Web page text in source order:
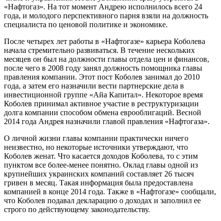
«Нафтогаз». На тот момент Андрею исполнилось всего 24
года, и молодого перспективного парня взяли на должность
специалиста по ценовой политике и экономике.
После четырех лет работы в «Нафтогазе» карьера Коболева
начала стремительно развиваться. В течение нескольких
месяцев он был на должности главы отдела цен и финансов,
после чего в 2008 году занял должность помощника главы
правления компании. Этот пост Коболев занимал до 2010
года, а затем его назначили вести партнерские дела в
инвестиционной группе «Айа Капитал». Некоторое время
Коболев принимал активное участие в реструктуризации
долга компании способом обмена еврооблигаций. Весной
2014 года Андрея назначили главой правления «Нафтогаза».
О личной жизни главы компании практически ничего
неизвестно, но некоторые источники утверждают, что
Коболев женат. Что касается доходов Коболева, то с этим
пунктом все более-менее понятно. Оклад главы одной из
крупнейших украинских компаний составляет 26 тысяч
гривен в месяц. Такая информация была предоставлена
компанией в конце 2014 года. Также в «Нафтогазе» сообщали,
что Коболев подавал декларацию о доходах и заполнил ее
строго по действующему законодательству.